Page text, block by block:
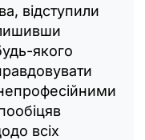
відступили
якого
всіх